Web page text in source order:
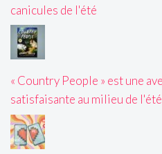
canicules de l'été
« Country People » est une
satisfaisante au milieu de l'été